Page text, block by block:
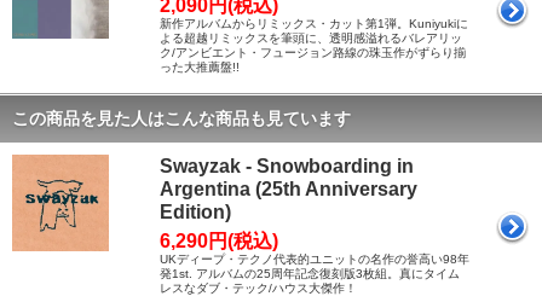
2,090円(税込)
新作アルバムからリミックス・カット第1弾。Kuniyukiに
よる超越リミックスを筆頭に、透明感溢れるバレアリッ
ク/アンビエント・フュージョン路線の珠玉作がずらり揃
った大推薦盤!!
この商品を見た人はこんな商品も見ています
Swayzak - Snowboarding in
Argentina (25th Anniversary
Edition)
6,290円(税込)
UKディープ・テクノ代表的ユニットの名作の誉高い98年
発1st. アルバムの25周年記念復刻版3枚組。真にタイム
レスなダブ・テック/ハウス大傑作！